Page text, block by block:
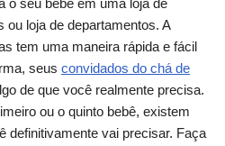
o seu bebê em uma loja de
ou loja de departamentos. A
tem uma maneira rápida e fácil
seus convidados do chá de
de que você realmente precisa.
ou o quinto bebê, existem
definitivamente vai precisar. Faça